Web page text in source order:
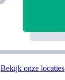
Bekijk onze locaties